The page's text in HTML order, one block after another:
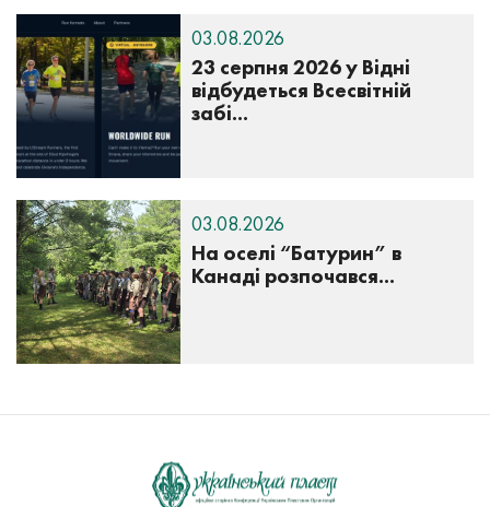
23 серпня 2026 у Відні
відбудеться Всесвітній
забі...
03.08.2026
На оселі “Батурин” в
Канаді розпочався...
03.08.2026